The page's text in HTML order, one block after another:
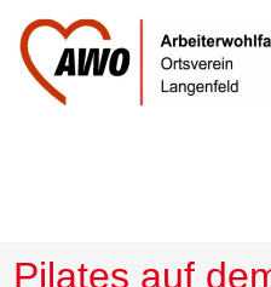
Inhalt
springen
Pilates auf